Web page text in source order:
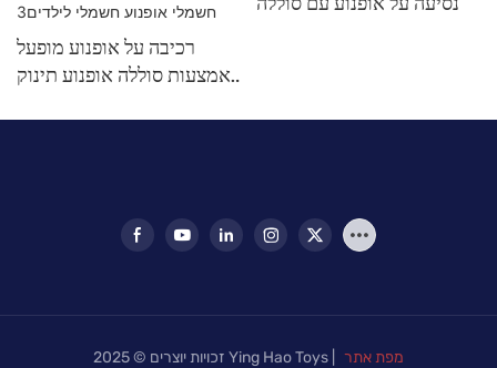
רכיבה על אופנוע מופעל
באמצעות סוללה אופנוע תינוק
זכויות יוצרים © 2025 Ying Hao Toys | מפת אתר